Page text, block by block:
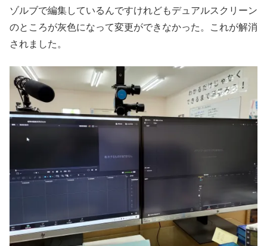
ゾルブで編集しているんですけれどもデュアルスクリーン
のところが灰色になって変更ができなかった。これが解消
されました。